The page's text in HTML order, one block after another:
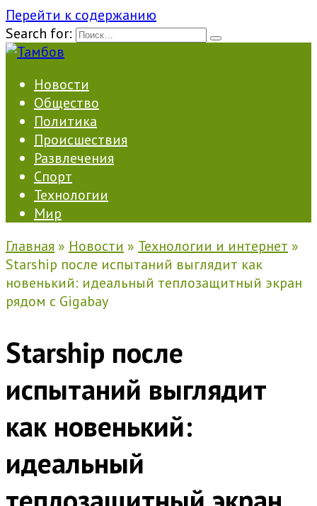
Перейти к содержанию
Search for:
Новости
Общество
Политика
Происшествия
Развлечения
Спорт
Технологии
Мир
Главная » Новости » Технологии и интернет »
Starship после испытаний выглядит как
новенький: идеальный теплозащитный экран
рядом с Gigabay
Starship после
испытаний выглядит
как новенький:
идеальный